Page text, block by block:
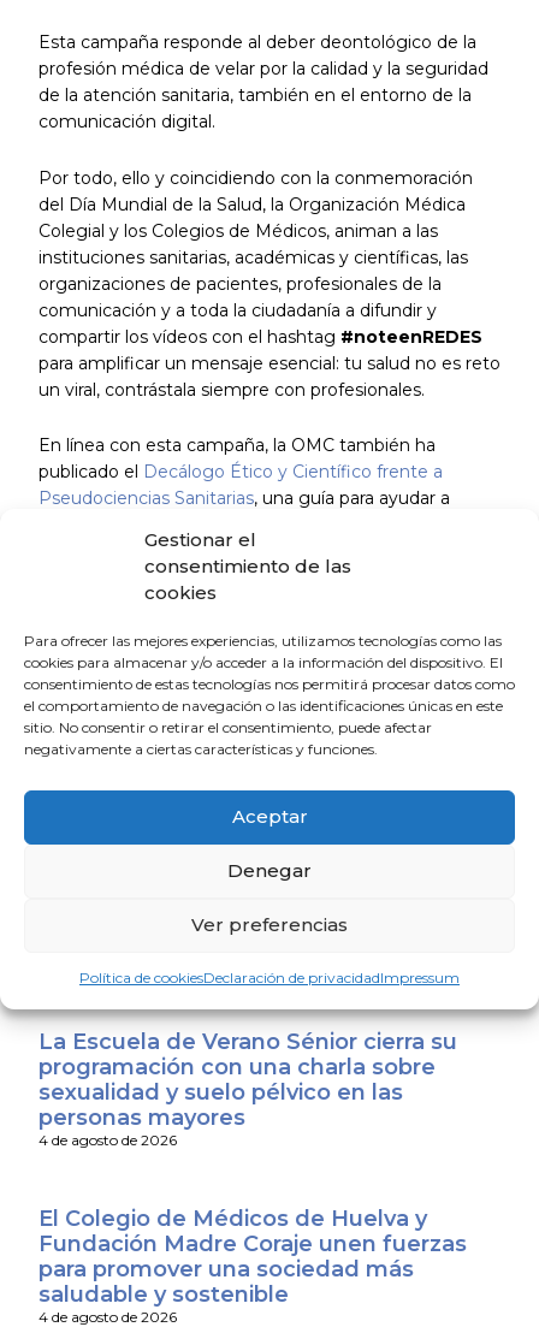
Gestionar el
consentimiento de las
cookies
Para ofrecer las mejores experiencias, utilizamos tecnologías como las
cookies para almacenar y/o acceder a la información del dispositivo. El
consentimiento de estas tecnologías nos permitirá procesar datos como
el comportamiento de navegación o las identificaciones únicas en este
sitio. No consentir o retirar el consentimiento, puede afectar
negativamente a ciertas características y funciones.
Aceptar
Denegar
Ver preferencias
Política de cookiesDeclaración de privacidadImpressum
Esta campaña responde al deber deontológico de la
profesión médica de velar por la calidad y la seguridad
de la atención sanitaria, también en el entorno de la
comunicación digital.
Por todo, ello y coincidiendo con la conmemoración
del Día Mundial de la Salud, la Organización Médica
Colegial y los Colegios de Médicos, animan a las
instituciones sanitarias, académicas y científicas, las
organizaciones de pacientes, profesionales de la
comunicación y a toda la ciudadanía a difundir y
compartir los vídeos con el hashtag #noteenREDES
para amplificar un mensaje esencial: tu salud no es reto
un viral, contrástala siempre con profesionales.
En línea con esta campaña, la OMC también ha
publicado el
Decálogo Ético y Científico frente a
Pseudociencias Sanitarias, una guía para ayudar a
sin base científica que pueden poner en riesgo la salud
así como muestra a identificar señales que alertan de
pseudoterapias y cómo detectar publicidad engañosa
La Escuela de Verano Sénior cierra su
programación con una charla sobre
sexualidad y suelo pélvico en las
personas mayores
4 de agosto de 2026
El Colegio de Médicos de Huelva y
Fundación Madre Coraje unen fuerzas
para promover una sociedad más
saludable y sostenible
4 de agosto de 2026